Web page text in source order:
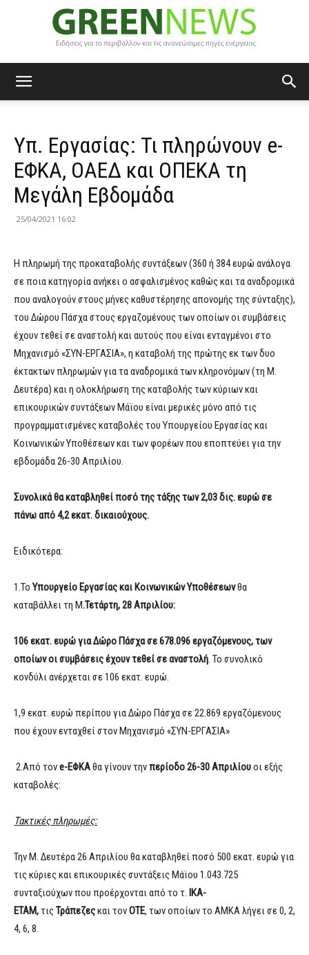
News
Υπ. Εργασίας: Τι πληρώνουν e-
ΕΦΚΑ, OAΕΔ και ΟΠΕΚΑ τη
Μεγάλη Εβδομάδα
25/04/2021 16:02
Η πληρωμή της προκαταβολής συντάξεων (360 ή 384 ευρώ ανάλογα
σε ποια κατηγορία ανήκει ο ασφαλισμένος καθώς και τα αναδρομικά
που αναλογούν στους μήνες καθυστέρησης απονομής της σύνταξης),
του Δώρου Πάσχα στους εργαζομένους των οποίων οι συμβάσεις
έχουν τεθεί σε αναστολή και αυτούς που είναι ενταγμένοι στο
Μηχανισμό «ΣΥΝ-ΕΡΓΑΣΙΑ», η καταβολή της πρώτης εκ των δυο
έκτακτων πληρωμών για τα αναδρομικά των κληρονόμων (τη Μ.
Δευτέρα) και η ολοκλήρωση της καταβολής των κύριων και
επικουρικών συντάξεων Μάϊου είναι μερικές μόνο από τις
προγραμματισμένες καταβολές του Υπουργείου Εργασίας και
Κοινωνικών Υποθέσεων και των φορέων που εποπτεύει για την
εβδομάδα 26-30 Απριλίου.
Συνολικά θα καταβληθεί ποσό της τάξης των 2,03 δις. ευρώ σε
πάνω από 4,2 εκατ. δικαιούχους.
Ειδικότερα:
1.ΤοΥπουργείο Εργασίας και Κοινωνικών Υποθέσεωνθα
καταβάλλει τη Μ.Τετάρτη, 28 Απριλίου:
106 εκατ. ευρώ για Δώρο Πάσχα σε 678.096 εργαζόμενους, των
οποίων οι συμβάσεις έχουν τεθεί σε αναστολή. Το συνολικό
κονδύλι ανέρχεται σε 106 εκατ. ευρώ.
1,9 εκατ. ευρώ περίπου για Δώρο Πάσχα σε 22.869 εργαζόμενους
που έχουν ενταχθεί στον Μηχανισμό «ΣΥΝ-ΕΡΓΑΣΙΑ»
2.Από τονe-ΕΦΚΑθα γίνουν τηνπερίοδο 26-30 Απριλίουοι εξής
καταβολές:
Τακτικές πληρωμές:
Την Μ. Δευτέρα 26 Απριλίου θα καταβληθεί ποσό 500 εκατ. ευρώ για
τις κύριες και επικουρικές συντάξεις Μάϊου 1.043.725
συνταξιούχων που προέρχονται από το τ. ΙΚΑ-
ΕΤΑΜ,τιςΤράπεζεςκαι τονΟΤΕ, των οποίων το ΑΜΚΑ λήγει σε 0, 2,
4, 6, 8.